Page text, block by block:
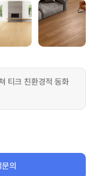
티크 친환경적 동화
의